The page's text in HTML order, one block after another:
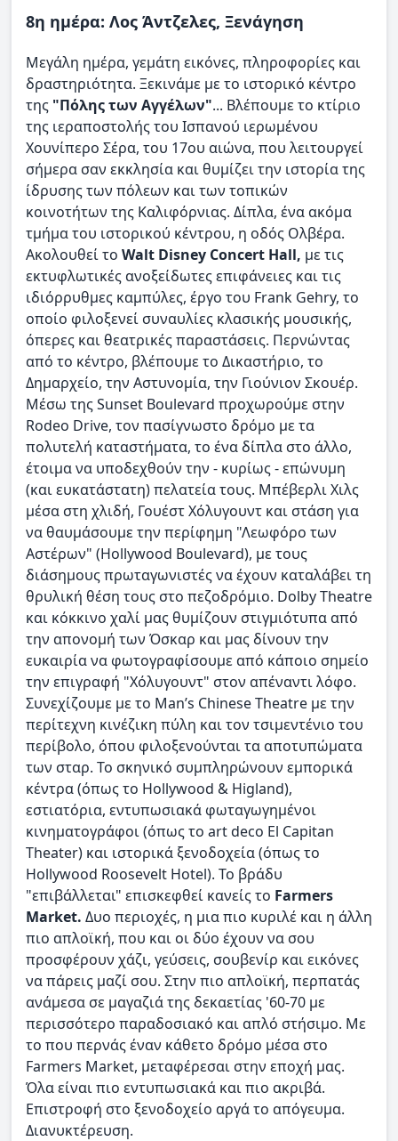
8η ημέρα: Λος Άντζελες, Ξενάγηση
Μεγάλη ημέρα, γεμάτη εικόνες, πληροφορίες και
δραστηριότητα. Ξεκινάμε με το ιστορικό κέντρο
της "Πόλης των Αγγέλων"... Βλέπουμε το κτίριο
της ιεραποστολής του Ισπανού ιερωμένου
Χουνίπερο Σέρα, του 17ου αιώνα, που λειτουργεί
σήμερα σαν εκκλησία και θυμίζει την ιστορία της
ίδρυσης των πόλεων και των τοπικών
κοινοτήτων της Καλιφόρνιας. Δίπλα, ένα ακόμα
τμήμα του ιστορικού κέντρου, η οδός Ολβέρα.
Ακολουθεί το Walt Disney Concert Hall, με τις
εκτυφλωτικές ανοξείδωτες επιφάνειες και τις
ιδιόρρυθμες καμπύλες, έργο του Frank Gehry, το
οποίο φιλοξενεί συναυλίες κλασικής μουσικής,
όπερες και θεατρικές παραστάσεις. Περνώντας
από το κέντρο, βλέπουμε το Δικαστήριο, το
Δημαρχείο, την Αστυνομία, την Γιούνιον Σκουέρ.
Μέσω της Sunset Boulevard προχωρούμε στην
Rodeo Drive, τον πασίγνωστο δρόμο με τα
πολυτελή καταστήματα, το ένα δίπλα στο άλλο,
έτοιμα να υποδεχθούν την - κυρίως - επώνυμη
(και ευκατάστατη) πελατεία τους. Μπέβερλι Χιλς
μέσα στη χλιδή, Γουέστ Χόλυγουντ και στάση για
να θαυμάσουμε την περίφημη "Λεωφόρο των
Αστέρων" (Hollywood Boulevard), με τους
διάσημους πρωταγωνιστές να έχουν καταλάβει τη
θρυλική θέση τους στο πεζοδρόμιο. Dolby Theatre
και κόκκινο χαλί μας θυμίζουν στιγμιότυπα από
την απονομή των Όσκαρ και μας δίνουν την
ευκαιρία να φωτογραφίσουμε από κάποιο σημείο
την επιγραφή "Χόλυγουντ" στον απέναντι λόφο.
Συνεχίζουμε με το Man’s Chinese Theatre με την
περίτεχνη κινέζικη πύλη και τον τσιμεντένιο του
περίβολο, όπου φιλοξενούνται τα αποτυπώματα
των σταρ. Το σκηνικό συμπληρώνουν εμπορικά
κέντρα (όπως το Hollywood & Higland),
εστιατόρια, εντυπωσιακά φωταγωγημένοι
κινηματογράφοι (όπως το art deco El Capitan
Theater) και ιστορικά ξενοδοχεία (όπως το
Hollywood Roosevelt Hotel). Το βράδυ
"επιβάλλεται" επισκεφθεί κανείς το Farmers
Market. Δυο περιοχές, η μια πιο κυριλέ και η άλλη
πιο απλοϊκή, που και οι δύο έχουν να σου
προσφέρουν χάζι, γεύσεις, σουβενίρ και εικόνες
να πάρεις μαζί σου. Στην πιο απλοϊκή, περπατάς
ανάμεσα σε μαγαζιά της δεκαετίας '60-70 με
περισσότερο παραδοσιακό και απλό στήσιμο. Με
το που περνάς έναν κάθετο δρόμο μέσα στο
Farmers Market, μεταφέρεσαι στην εποχή μας.
Όλα είναι πιο εντυπωσιακά και πιο ακριβά.
Επιστροφή στο ξενοδοχείο αργά το απόγευμα.
Διανυκτέρευση.